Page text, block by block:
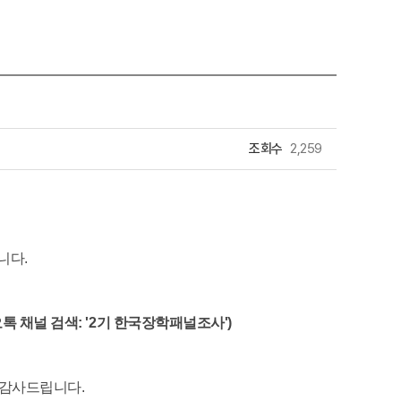
조회수 2,259
다.
채널 검색: '2기 한국장학패널조사')
사드립니다.